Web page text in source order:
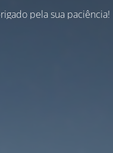
pela sua paciência!